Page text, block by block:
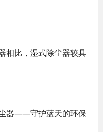
相比，湿式除尘器较具
器——守护蓝天的环保